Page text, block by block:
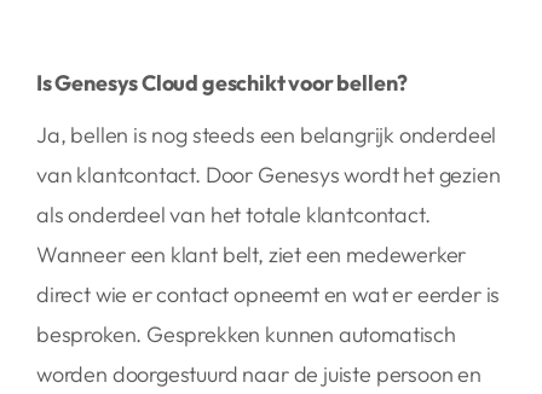
Is Genesys Cloud geschikt voor bellen?
Ja, bellen is nog steeds een belangrijk onderdeel
van klantcontact. Door Genesys wordt het gezien
als onderdeel van het totale klantcontact.
Wanneer een klant belt, ziet een medewerker
direct wie er contact opneemt en wat er eerder is
besproken. Gesprekken kunnen automatisch
worden doorgestuurd naar de juiste persoon en